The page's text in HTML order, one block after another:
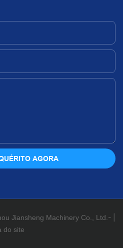
AGORA
Jiansheng Machinery Co., Ltd.-
do site